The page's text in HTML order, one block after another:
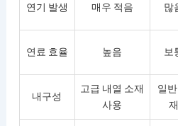
연기 발생 매우 적음 많
연료 효율 높음 보
내구성
고급 내열 소재
사용
일
재